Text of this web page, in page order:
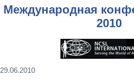
Международная
2010
29.06.2010